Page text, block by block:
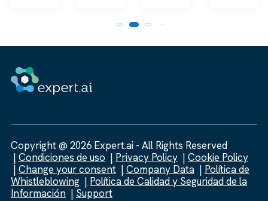
Copyright @ 2026 Expert.ai - All Rights Reserved
Condiciones de uso
Privacy Policy
Cookie Policy
Change your consent
Company Data
Política de
Whistleblowing
Política de Calidad y Seguridad de la
Información
Support